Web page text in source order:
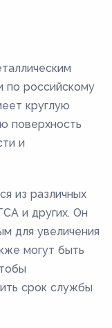
по российскому
круглую
поверхность
и
из различных
и других. Он
для увеличения
могут быть
срок службы